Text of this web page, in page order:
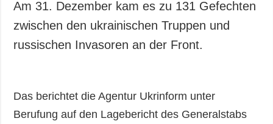
Am 31. Dezember kam es zu 131 Gefechten
zwischen den ukrainischen Truppen und
russischen Invasoren an der Front.
Das berichtet die Agentur Ukrinform unter
Berufung auf den Lagebericht des Generalstabs